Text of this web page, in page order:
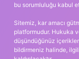
bu sorumluluğu kabul
Sitemiz, kar amacı
platformudur. Hukuka
düşündüğünüz
bildirmeniz halinde,